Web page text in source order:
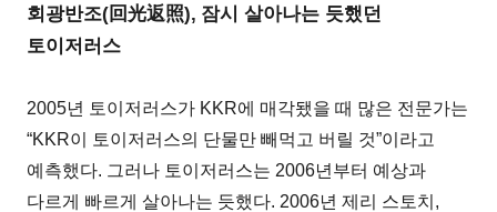
회광반조(回光返照), 잠시 살아나는 듯했던
토이저러스
2005년 토이저러스가 KKR에 매각됐을 때 많은 전문가는
“KKR이 토이저러스의 단물만 빼먹고 버릴 것”이라고
예측했다. 그러나 토이저러스는 2006년부터 예상과
다르게 빠르게 살아나는 듯했다. 2006년 제리 스토치,